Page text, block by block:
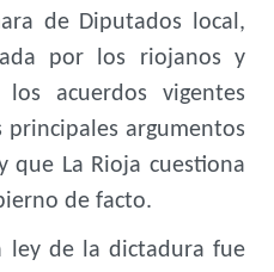
de Diputados local,
por los riojanos y
acuerdos vigentes
argumentos
que La Rioja cuestiona
de facto.
ley de la dictadura fue